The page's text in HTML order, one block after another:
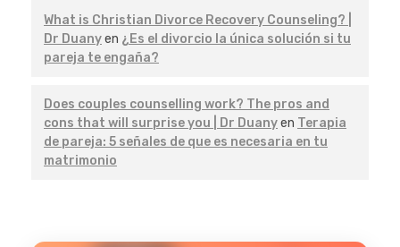
What is Christian Divorce Recovery Counseling? |
Dr Duanyen ¿Es el divorcio la única solución si tu
pareja te engaña?
Does couples counselling work? The pros and
cons that will surprise you | Dr Duanyen Terapia
de pareja: 5 señales de que es necesaria en tu
matrimonio